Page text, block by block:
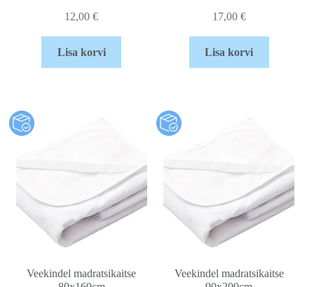
12,00€
Lisa korvi
17,00 €
Lisa korvi
Veekindel madratsikaitse
Veekindel madratsikaitse